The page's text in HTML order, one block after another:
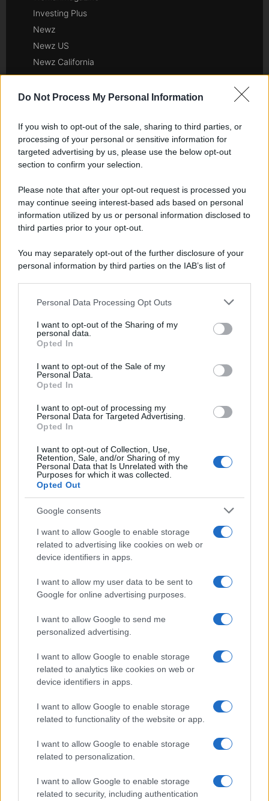
Do Not Process My Personal Information
If you wish to opt-out of the sale, sharing to third parties, or
processing of your personal or sensitive information for
targeted advertising by us, please use the below opt-out
section to confirm your selection.
Please note that after your opt-out request is processed you
may continue seeing interest-based ads based on personal
information utilized by us or personal information disclosed to
third parties prior to your opt-out.
You may separately opt-out of the further disclosure of your
personal information by third parties on the IAB’s list of
This information may also be disclosed by us to third parties
disclose it to other third parties.
Please note that this website/app uses one or more Google
services and may gather and store information including but
not limited to your visit or usage behaviour. You may click to
grant or deny consent to Google and its third-party tags to
consent section.
Personal Data Processing Opt Outs
I want to opt-out of the Sharing of my
personal data.
Opted In
I want to opt-out of the Sale of my
Personal Data.
Opted In
I want to opt-out of processing my
Personal Data for Targeted Advertising.
Opted In
I want to opt-out of Collection, Use,
Retention, Sale, and/or Sharing of my
Personal Data that Is Unrelated with the
Purposes for which it was collected.
Opted Out
Google consents
I want to allow Google to enable storage
related to advertising like cookies on web or
device identifiers in apps.
I want to allow my user data to be sent to
Google for online advertising purposes.
I want to allow Google to send me
personalized advertising.
I want to allow Google to enable storage
related to analytics like cookies on web or
device identifiers in apps.
I want to allow Google to enable storage
related to functionality of the website or app.
I want to allow Google to enable storage
related to personalization.
I want to allow Google to enable storage
related to security, including authentication
Investing Plus
Newz
Newz US
Newz California
Newz Texas
Newz Florida
Newz Pennsylvania
Newz Illinois
Newz Ohio
Hig Tech Mag
Scoop Mag
Lgbtqia News
Day Travel 365
Home Magazine 365
SecondHomeMagazine
Francia
InvestirMag
Germania
UK
Lgbtq News
Olanda
NL Newz